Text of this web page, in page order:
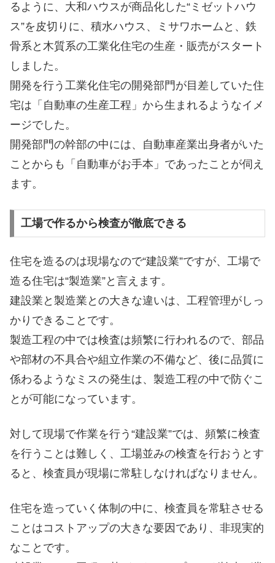
るように、大和ハウスが商品化した“ミゼットハウ
ス”を皮切りに、積水ハウス、ミサワホームと、鉄
骨系と木質系の工業化住宅の生産・販売がスタート
しました。
開発を行う工業化住宅の開発部門が目差していた住
宅は「自動車の生産工程」から生まれるようなイメ
ージでした。
開発部門の幹部の中には、自動車産業出身者がいた
ことからも「自動車がお手本」であったことが伺え
ます。
工場で作るから検査が徹底できる
住宅を造るのは現場なので“建設業”ですが、工場で
造る住宅は“製造業”と言えます。
建設業と製造業との大きな違いは、工程管理がしっ
かりできることです。
製造工程の中では検査は頻繁に行われるので、部品
や部材の不具合や組立作業の不備など、後に品質に
係わるようなミスの発生は、製造工程の中で防ぐこ
とが可能になっています。
対して現場で作業を行う“建設業”では、頻繁に検査
を行うことは難しく、工場並みの検査を行おうとす
ると、検査員が現場に常駐しなければなりません。
住宅を造っていく体制の中に、検査員を常駐させる
ことはコストアップの大きな要因であり、非現実的
なことです。